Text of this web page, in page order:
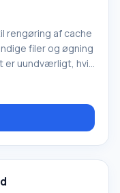
rengøring af cache
filer og øgning
uundværligt, hvis
fra den officielle
CCleaner
på din telefon ved